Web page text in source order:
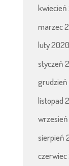
marzec
luty 2020
styczeń
grudzień
listopad
wrzesień
sierpień
czerwiec